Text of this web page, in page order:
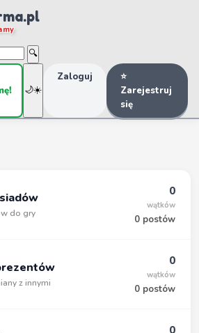
🔍
🌙☀️
Zaloguj
⭐
Zarejestruj
się
do gry
0
wątków
0 postów
z innymi
0
wątków
0 postów
0